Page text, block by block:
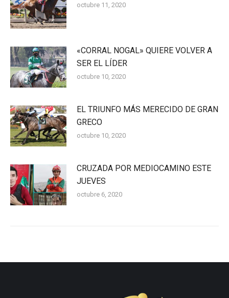
octubre 11, 2020
«CORRAL NOGAL» QUIERE VOLVER A
SER EL LÍDER
octubre 10, 2020
EL TRIUNFO MÁS MERECIDO DE GRAN
GRECO
octubre 10, 2020
CRUZADA POR MEDIOCAMINO ESTE
JUEVES
octubre 6, 2020